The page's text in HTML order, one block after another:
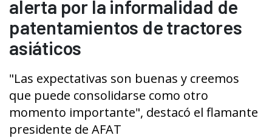
alerta por la informalidad de
patentamientos de tractores
asiáticos
"Las expectativas son buenas y creemos
que puede consolidarse como otro
momento importante", destacó el flamante
presidente de AFAT